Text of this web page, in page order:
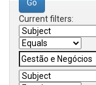
Current filters: